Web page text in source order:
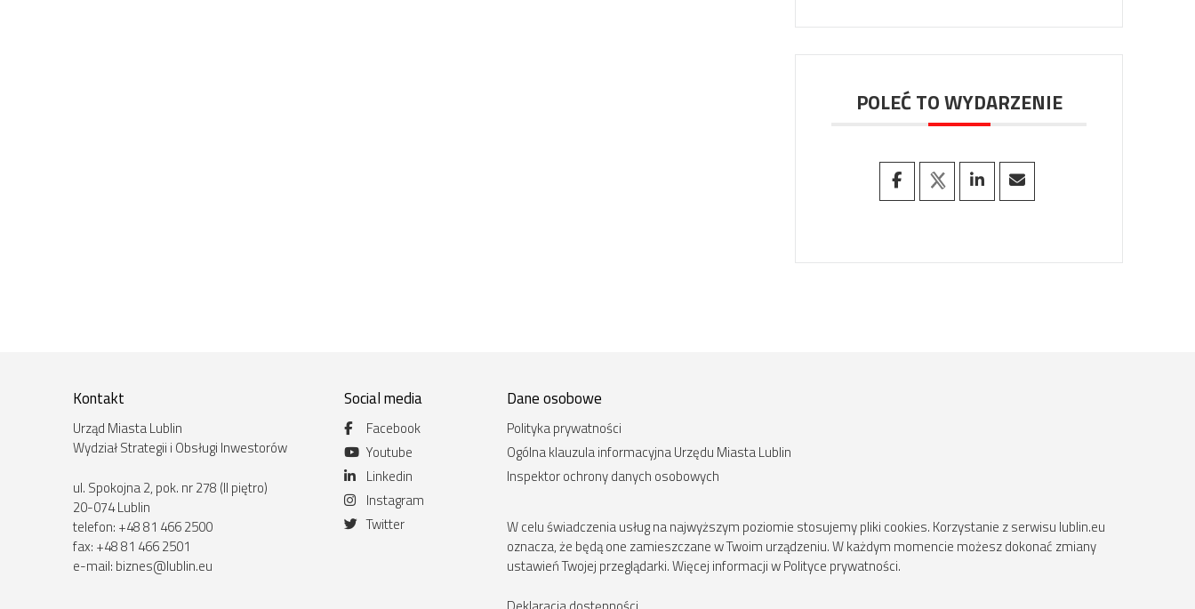
POLEĆ TO WYDARZENIE
Kontakt
Urząd Miasta Lublin
Wydział Strategii i Obsługi Inwestorów
ul. Spokojna 2, pok. nr 278 (II piętro)
20-074 Lublin
telefon: +48 81 466 2500
fax: +48 81 466 2501
e-mail: biznes@lublin.eu
Social media
Facebook
Youtube
Linkedin
Instagram
Twitter
Dane osobowe
Polityka prywatności
Ogólna klauzula informacyjna Urzędu Miasta Lublin
Inspektor ochrony danych osobowych
W celu świadczenia usług na najwyższym poziomie stosujemy pliki cookies. Korzystanie z serwisu lublin.eu
oznacza, że będą one zamieszczane w Twoim urządzeniu. W każdym momencie możesz dokonać zmiany
ustawień Twojej przeglądarki. Więcej informacji w Polityce prywatności.